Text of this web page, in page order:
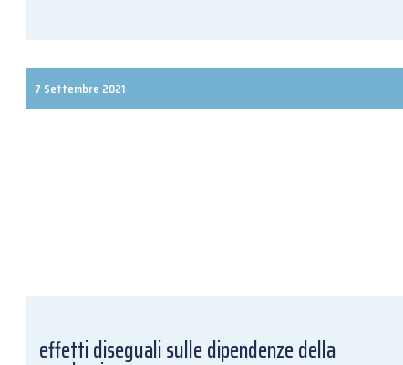
7 Settembre 2021
effetti diseguali sulle dipendenze della